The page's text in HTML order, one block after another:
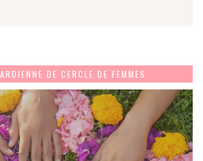
DE CERCLE DE FEMMES